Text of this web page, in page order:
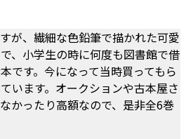
が、繊細な色鉛筆で描かれた可愛
、小学生の時に何度も図書館で借
です。今になって当時買ってもら
います。オークションや古本屋さ
かったり高額なので、是非全6巻